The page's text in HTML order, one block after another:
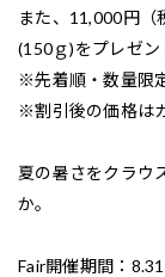
また、11,000円（
(150ｇ)をプレゼン
※先着順・数量限
※割引後の価格は
夏の暑さをクラウ
か。
Fair開催期間：